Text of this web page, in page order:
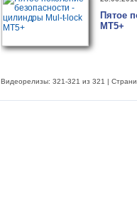
Пятое
MT5+
Видеорелизы: 321-321 из 321 |